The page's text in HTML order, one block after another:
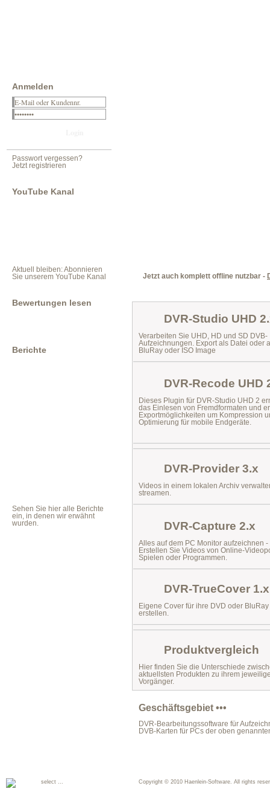
Anmelden
Passwort vergessen?
Jetzt registrieren
YouTube Kanal
Aktuell bleiben: Abonnieren
Sie unserem YouTube Kanal
Bewertungen lesen
Berichte
Sehen Sie hier alle Berichte
ein, in denen wir erwähnt
wurden.
Jetzt auch komplett offline nutzbar -
DVR-Studio UHD
Verarbeiten Sie UHD, HD und SD DVB-
Aufzeichnungen. Export als Datei oder
BluRay oder ISO Image
DVR-Recode UHD
Dieses Plugin für DVR-Studio UHD 2
das Einlesen von Fremdformaten und
Exportmöglichkeiten um Kompression
Optimierung für mobile Endgeräte.
DVR-Provider 3.x
Videos in einem lokalen Archiv
streamen.
DVR-Capture 2.x
Alles auf dem PC Monitor aufzeichnen -
Erstellen Sie Videos von Online-
Spielen oder Programmen.
DVR-TrueCover 1.x
Eigene Cover für ihre DVD oder
erstellen.
Produktvergleich
Hier finden Sie die Unterschiede
aktuellsten Produkten zu ihrem
Vorgänger.
Geschäftsgebiet •••
DVR-Bearbeitungssoftware für
DVB-Karten für PCs der oben
select ... Copyright © 2010 Haenlein-Software. All rights